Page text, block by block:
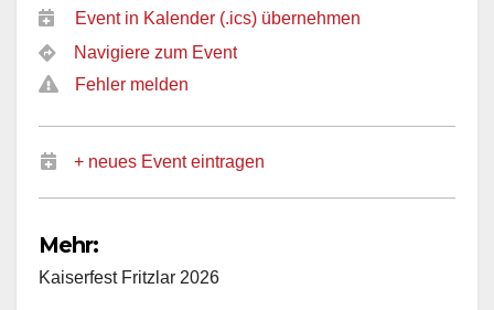
Event in Kalender (.ics) übernehmen
Navigiere zum Event
Fehler melden
+ neues Event eintragen
Mehr:
Kaiserfest Fritzlar 2026